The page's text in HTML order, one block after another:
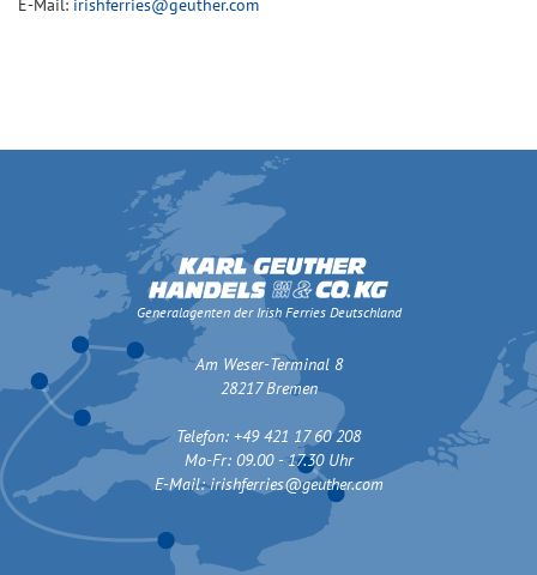
E-Mail: irishferries@geuther.com
Generalagenten der Irish Ferries Deutschland
Am Weser-Terminal 8
28217 Bremen
Telefon: +49 421 17 60 208
Mo-Fr: 09.00 - 17.30 Uhr
E-Mail:irishferries@geuther.com